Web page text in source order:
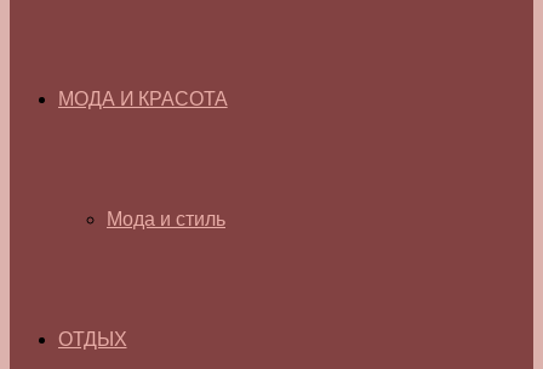
МОДА И КРАСОТА
Мода и стиль
ОТДЫХ